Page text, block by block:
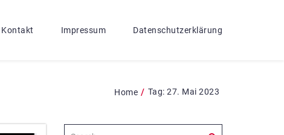
Kontakt Impressum Datenschutzerklärung
Home / Tag: 27. Mai 2023